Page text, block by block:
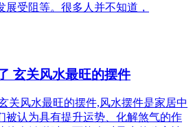
展受阻等。很多人并不知道，
玄关风水最旺的摆件
关风水最旺的摆件,风水摆件是家居中
被认为具有提升运势、化解煞气的作